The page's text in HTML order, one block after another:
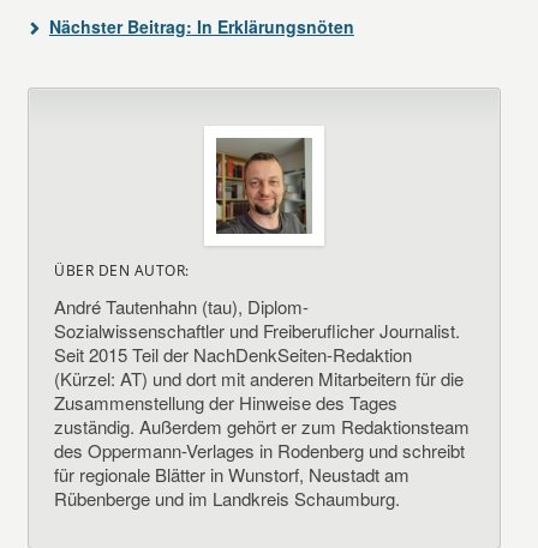
Nächster Beitrag: In Erklärungsnöten
ÜBER DEN AUTOR:
André Tautenhahn (tau), Diplom-
Sozialwissenschaftler und Freiberuflicher Journalist.
Seit 2015 Teil der NachDenkSeiten-Redaktion
(Kürzel: AT) und dort mit anderen Mitarbeitern für die
Zusammenstellung der Hinweise des Tages
zuständig. Außerdem gehört er zum Redaktionsteam
des Oppermann-Verlages in Rodenberg und schreibt
für regionale Blätter in Wunstorf, Neustadt am
Rübenberge und im Landkreis Schaumburg.